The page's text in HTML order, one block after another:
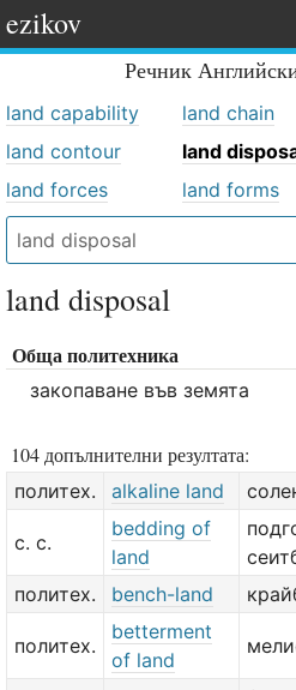
ezikov
Речник
land capability land chain
land contour
land
land forces
land forms
land disposal
Обща политехника
закопаване във земята
104 допълнителни резултата:
политех. alkaline land
с. с.
bedding of
land
политех.
bench-land
политех.
betterment
of land